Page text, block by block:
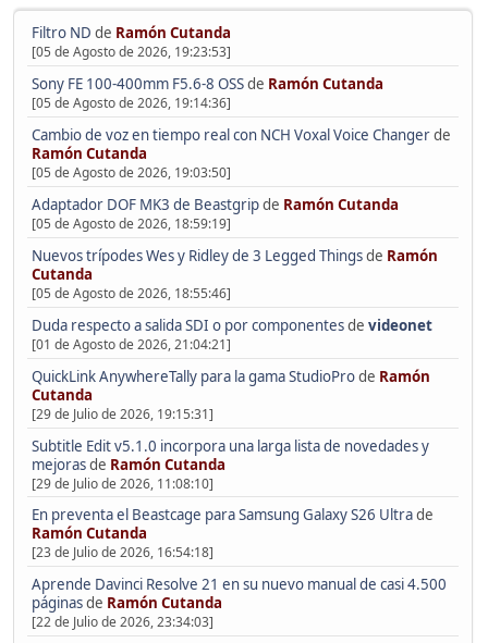
Filtro ND de Ramón Cutanda
[05 de Agosto de 2026, 19:23:53]
Sony FE 100-400mm F5.6-8 OSSde Ramón Cutanda
[05 de Agosto de 2026, 19:14:36]
Cambio de voz en tiempo real con NCH Voxal Voice Changerde
Ramón Cutanda
[05 de Agosto de 2026, 19:03:50]
Adaptador DOF MK3 de Beastgripde Ramón Cutanda
[05 de Agosto de 2026, 18:59:19]
Nuevos trípodes Wes y Ridley de 3 Legged Thingsde Ramón
Cutanda
[05 de Agosto de 2026, 18:55:46]
Duda respecto a salida SDI o por componentesde videonet
[01 de Agosto de 2026, 21:04:21]
QuickLink AnywhereTally para la gama StudioProde Ramón
Cutanda
[29 de Julio de 2026, 19:15:31]
Subtitle Edit v5.1.0 incorpora una larga lista de novedades y
mejorasde Ramón Cutanda
[29 de Julio de 2026, 11:08:10]
En preventa el Beastcage para Samsung Galaxy S26 Ultrade
Ramón Cutanda
[23 de Julio de 2026, 16:54:18]
Aprende Davinci Resolve 21 en su nuevo manual de casi 4.500
páginasde Ramón Cutanda
[22 de Julio de 2026, 23:34:03]